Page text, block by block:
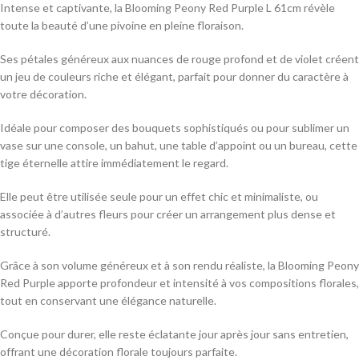
Intense et captivante, la Blooming Peony Red Purple L 61cm révèle
toute la beauté d’une pivoine en pleine floraison.
Ses pétales généreux aux nuances de rouge profond et de violet créent
un jeu de couleurs riche et élégant, parfait pour donner du caractère à
votre décoration.
Idéale pour composer des bouquets sophistiqués ou pour sublimer un
vase sur une console, un bahut, une table d’appoint ou un bureau, cette
tige éternelle attire immédiatement le regard.
Elle peut être utilisée seule pour un effet chic et minimaliste, ou
associée à d’autres fleurs pour créer un arrangement plus dense et
structuré.
Grâce à son volume généreux et à son rendu réaliste, la Blooming Peony
Red Purple apporte profondeur et intensité à vos compositions florales,
tout en conservant une élégance naturelle.
Conçue pour durer, elle reste éclatante jour après jour sans entretien,
offrant une décoration florale toujours parfaite.